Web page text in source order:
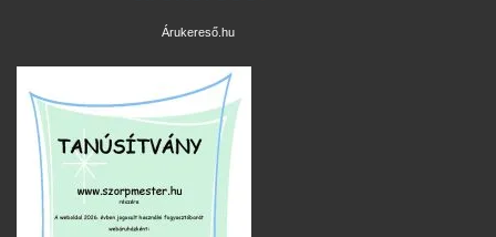
Árukereső.hu